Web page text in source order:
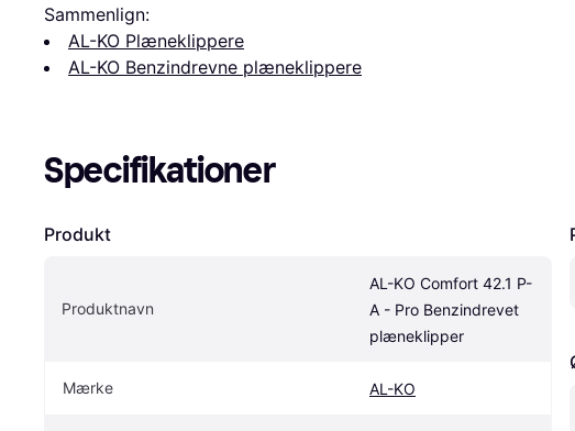
Sammenlign:
AL-KO Plæneklippere
AL-KO Benzindrevne plæneklippere
Specifikationer
Produkt
Produktnavn
AL-KO Comfort 42.1 P-
A - Pro Benzindrevet
plæneklipper
Mærke AL-KO